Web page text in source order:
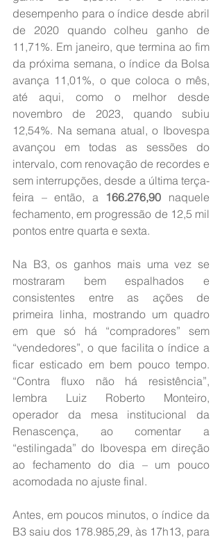
desempenho para o índice desde abril
de 2020 quando colheu ganho de
11,71%. Em janeiro, que termina ao fim
da próxima semana, o índice da Bolsa
avança 11,01%, o que coloca o mês,
até aqui, como o melhor desde
novembro de 2023, quando subiu
12,54%. Na semana atual, o Ibovespa
avançou em todas as sessões do
intervalo, com renovação de recordes e
sem interrupções, desde a última terça-
feira – então, a 166.276,90 naquele
fechamento, em progressão de 12,5 mil
pontos entre quarta e sexta.
Na B3, os ganhos mais uma vez se
mostraram bem espalhados e
consistentes entre as ações de
primeira linha, mostrando um quadro
em que só há “compradores” sem
“vendedores”, o que facilita o índice a
ficar esticado em bem pouco tempo.
“Contra fluxo não há resistência”,
lembra Luiz Roberto Monteiro,
operador da mesa institucional da
Renascença, ao comentar a
“estilingada” do Ibovespa em direção
ao fechamento do dia – um pouco
acomodada no ajuste final.
Antes, em poucos minutos, o índice da
B3 saiu dos 178.985,29, às 17h13, para